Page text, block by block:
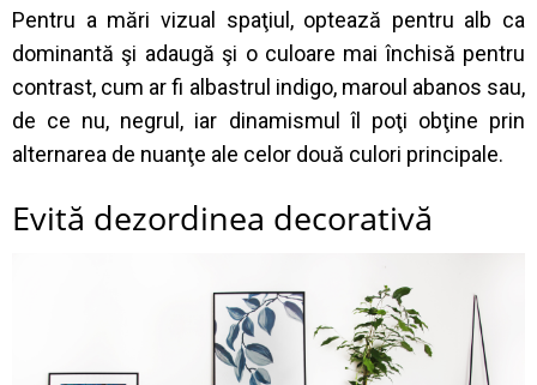
Pentru a mări vizual spaţiul, optează pentru alb ca
dominantă şi adaugă şi o culoare mai închisă pentru
contrast, cum ar fi albastrul indigo, maroul abanos sau,
de ce nu, negrul, iar dinamismul îl poţi obţine prin
alternarea de nuanţe ale celor două culori principale.
Evită dezordinea decorativă